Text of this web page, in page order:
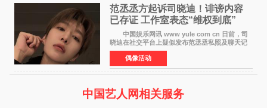
范丞丞方起诉司晓迪！诽谤内容
已存证 工作室表态“维权到底”
中国娱乐网讯 www yule com cn 日前，司
晓迪在社交平台上疑似发布范丞丞私照及聊天记
录等内容，引发网络热议。大量网友对此展开讨
论，相关话题迅速登上热搜。 刚刚，范丞丞
对接号@到范
偶像活动
中国艺人网相关服务